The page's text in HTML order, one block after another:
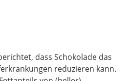
dass Schokolade das
reduzieren kann.